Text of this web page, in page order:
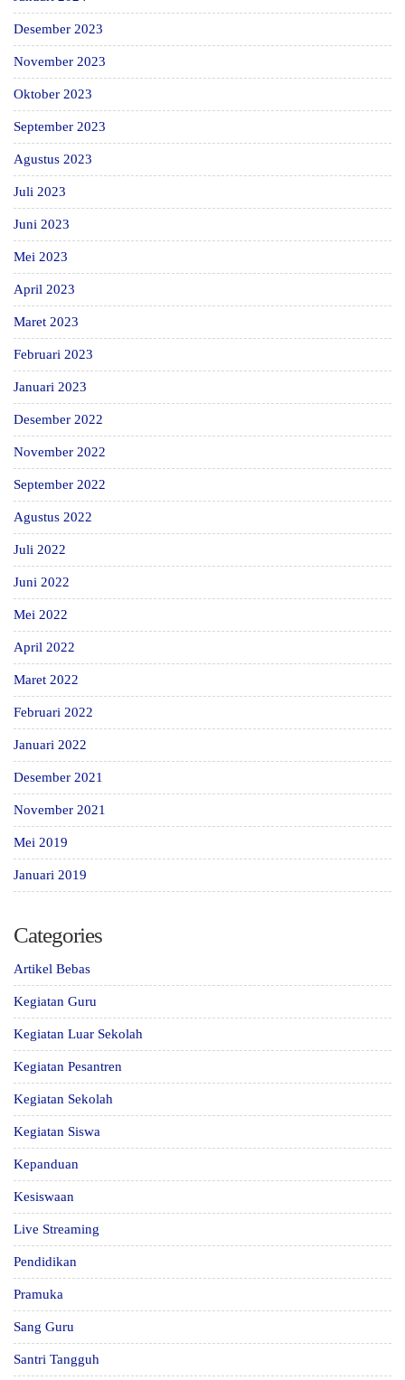
Desember 2023
November 2023
Oktober 2023
September 2023
Agustus 2023
Juli 2023
Juni 2023
Mei 2023
April 2023
Maret 2023
Februari 2023
Januari 2023
Desember 2022
November 2022
September 2022
Agustus 2022
Juli 2022
Juni 2022
Mei 2022
April 2022
Maret 2022
Februari 2022
Januari 2022
Desember 2021
November 2021
Mei 2019
Januari 2019
Categories
Artikel Bebas
Kegiatan Guru
Kegiatan Luar Sekolah
Kegiatan Pesantren
Kegiatan Sekolah
Kegiatan Siswa
Kepanduan
Kesiswaan
Live Streaming
Pendidikan
Pramuka
Sang Guru
Santri Tangguh